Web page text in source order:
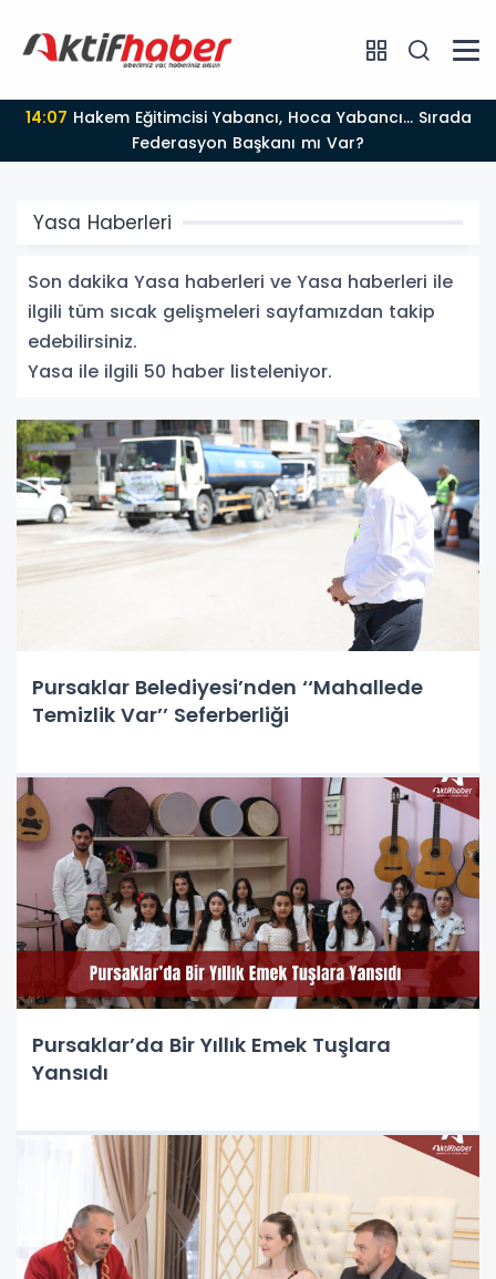
11:23KEÇİÖREN BELEDİYESİ’NDEN AİLELERE ETKİLİ
EBEVEYNLİK EĞİTİMİ
Yasa Haberleri
Son dakika Yasa haberleri ve Yasa haberleri ile
ilgili tüm sıcak gelişmeleri sayfamızdan takip
edebilirsiniz.
Yasa ile ilgili 50 haber listeleniyor.
Pursaklar Belediyesi’nden ‘‘Mahallede
Temizlik Var’’ Seferberliği
Pursaklar’da Bir Yıllık Emek Tuşlara
Yansıdı